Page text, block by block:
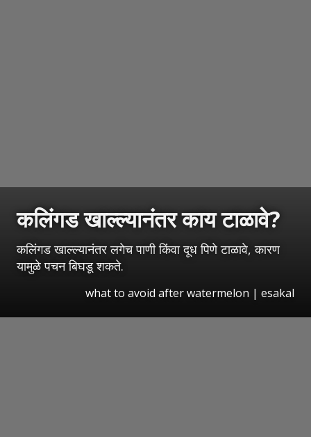
कलिंगड खाल्ल्यानंतर काय टाळावे?
कलिंगड खाल्ल्यानंतर लगेच पाणी किंवा दूध पिणे टाळावे, कारण
यामुळे पचन बिघडू शकते.
what to avoid after watermelon | esakal